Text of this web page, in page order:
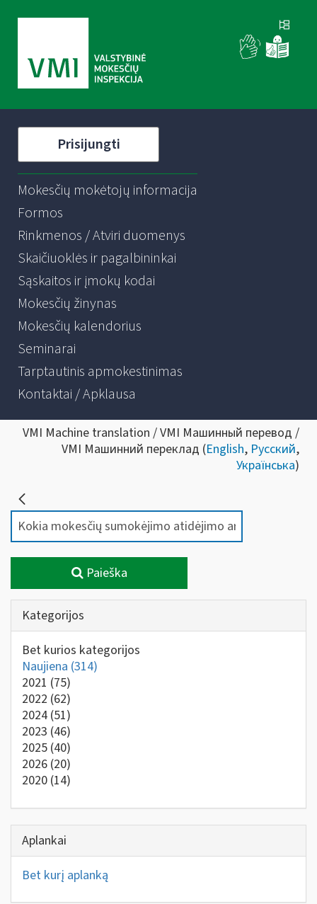
Prisijungti
Mokesčių mokėtojų informacija
Formos
Rinkmenos / Atviri duomenys
Skaičiuoklės ir pagalbininkai
Sąskaitos ir įmokų kodai
Mokesčių žinynas
Mokesčių kalendorius
Seminarai
Tarptautinis apmokestinimas
Kontaktai / Apklausa
VMI Machine translation / VMI Машинный перевод /
VMI Машинний переклад (English, Русский,
Українська)
Paieška
Kategorijos
Bet kurios kategorijos
Naujiena (314)
2021 (75)
2022 (62)
2024 (51)
2023 (46)
2025 (40)
2026 (20)
2020 (14)
Aplankai
Bet kurį aplanką